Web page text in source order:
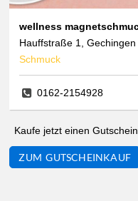
wellness
Hauffstraße 1, Gechingen
Schmuck
0162-2154928
Kaufe jetzt einen
ZUM GUTSCHEINKAUF